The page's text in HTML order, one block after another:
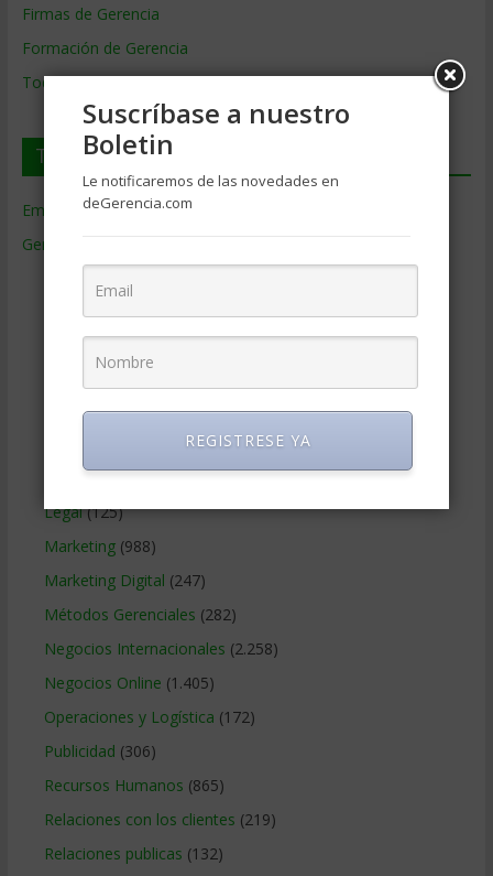
Firmas de Gerencia
Formación de Gerencia
Todos los Temas
Temas de Gerencia
Empresas de Gerencia(38)
Gerencia
Ciencias Económicas
Educacion Gerencial(454)
Finanzas Corporativas(748)
Gerencia social y ambiental(223)
Gobierno Corporativo(11)
Legal(125)
Marketing(988)
Marketing Digital (247)
Métodos Gerenciales (282)
Negocios Internacionales (2.258)
Negocios Online (1.405)
Operaciones y Logística (172)
Publicidad (306)
Recursos Humanos (865)
Relaciones con los clientes (219)
Relaciones publicas (132)
Suscríbase a nuestro
Boletin
Le notificaremos de las novedades en
deGerencia.com
REGISTRESE YA